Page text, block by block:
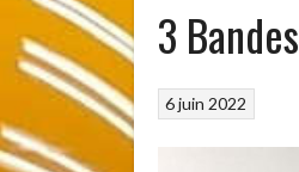
3
6 juin 2022